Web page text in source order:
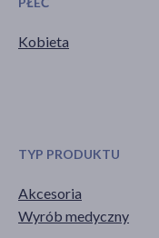
Kobieta
TYP PRODUKTU
Akcesoria
Wyrób medyczny